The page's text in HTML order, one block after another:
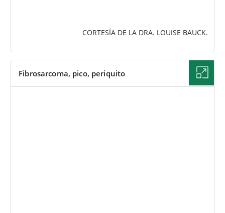
CORTESÍA DE LA DRA. LOUISE BAUCK.
Fibrosarcoma, pico, periquito